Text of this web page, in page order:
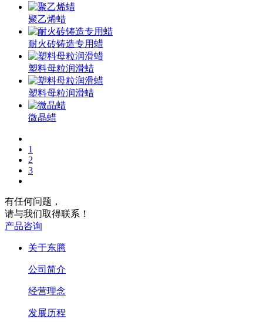
聚乙烯蜡
耐火砖铸造专用蜡
塑料母粒润滑蜡
塑料母粒润滑蜡
微晶蜡
1
2
3
有任何问题，
请与我们取得联系！
产品咨询
关于东腾
公司简介
经营理念
发展历程